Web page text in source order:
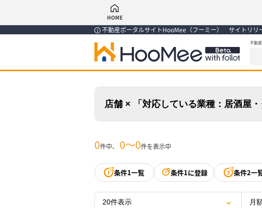
HOME
不動産ポータルサイトHooMee（フーミー） サイトリリ
不動
店舗 × 「対応している業種：居酒屋
0件中、 0〜0件を表示中
条件1一覧 条件1に登録 条件2一